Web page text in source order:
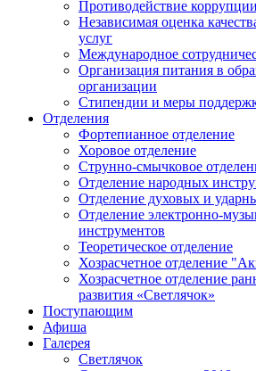
Противодействие коррупции
Независимая оценка
услуг
Международное
Организация питания в
организации
Стипендии и меры
Отделения
Фортепианное отделение
Хоровое отделение
Струнно-смычковое
Отделение народных
Отделение духовых и
Отделение электронно-
инструментов
Теоретическое отделение
Хозрасчетное отделение
Хозрасчетное отделение
развития «Светлячок»
Поступающим
Афиша
Галерея
Светлячок